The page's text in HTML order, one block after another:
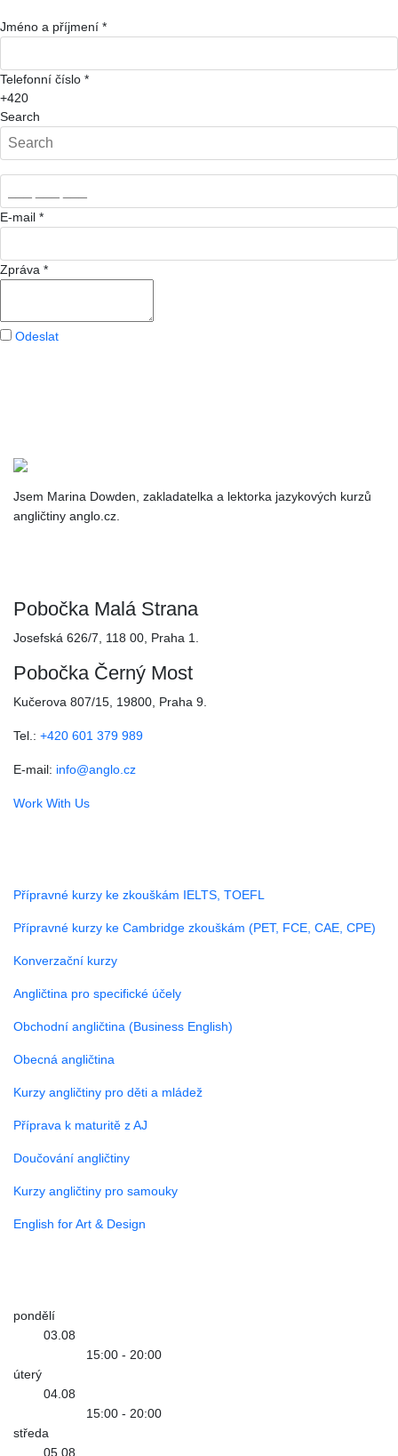
Jméno a příjmení *
Telefonní číslo *
+420
Search
E-mail *
Zpráva *
Odeslat
Jsem Marina Dowden, zakladatelka a lektorka jazykových kurzů
angličtiny anglo.cz.
Pobočka Malá Strana
Josefská 626/7, 118 00, Praha 1.
Pobočka Černý Most
Kučerova 807/15, 19800, Praha 9.
Tel.: +420 601 379 989
E-mail: info@anglo.cz
Work With Us
Přípravné kurzy ke zkouškám IELTS, TOEFL
Přípravné kurzy ke Cambridge zkouškám (PET, FCE, CAE, CPE)
Konverzační kurzy
Angličtina pro specifické účely
Obchodní angličtina (Business English)
Obecná angličtina
Kurzy angličtiny pro děti a mládež
Příprava k maturitě z AJ
Doučování angličtiny
Kurzy angličtiny pro samouky
English for Art & Design
pondělí
03.08
15:00 - 20:00
úterý
04.08
15:00 - 20:00
středa
05.08